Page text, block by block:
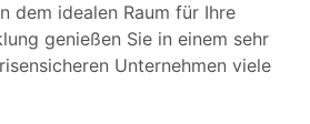
dem idealen Raum für Ihre
genießen Sie in einem sehr
Unternehmen viele